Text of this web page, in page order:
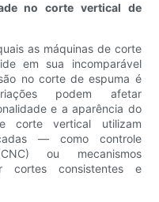
no corte vertical de
as máquinas de corte
em sua incomparável
no corte de espuma é
podem afetar
e a aparência do
corte vertical utilizam
— como controle
ou mecanismos
cortes consistentes e